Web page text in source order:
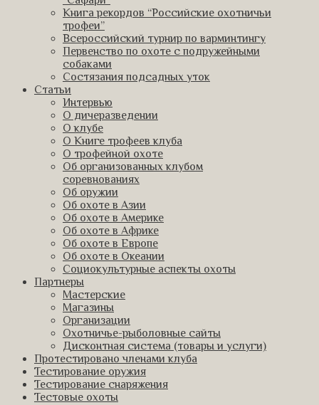
Книга рекордов “Российские охотничьи
трофеи”
Всероссийский турнир по варминтингу
Первенство по охоте с подружейными
собаками
Состязания подсадных уток
Статьи
Интервью
О дичеразведении
О клубе
О Книге трофеев клуба
О трофейной охоте
Об организованных клубом
соревнованиях
Об оружии
Об охоте в Азии
Об охоте в Америке
Об охоте в Африке
Об охоте в Европе
Об охоте в Океании
Социокультурные аспекты охоты
Партнеры
Мастерские
Магазины
Организации
Охотничье-рыболовные сайты
Дисконтная система (товары и услуги)
Протестировано членами клуба
Тестирование оружия
Тестирование снаряжения
Тестовые охоты